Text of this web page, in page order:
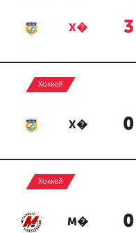
Х� 3
Хоккей
Х� 0
Хоккей
М� 0